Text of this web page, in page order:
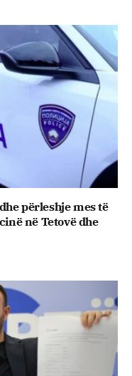
përleshje mes të
në Tetovë dhe